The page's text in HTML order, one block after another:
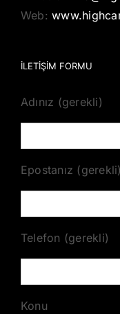
Web:
İLETİŞİM FORMU
Adınız (gerekli)
Epostanız (gerekli)
Telefon (gerekli)
Konu